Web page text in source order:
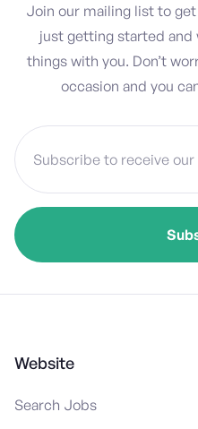
Join our mailing list to get
just getting started and
things with you. Don’t
occasion and you
Website
Search Jobs